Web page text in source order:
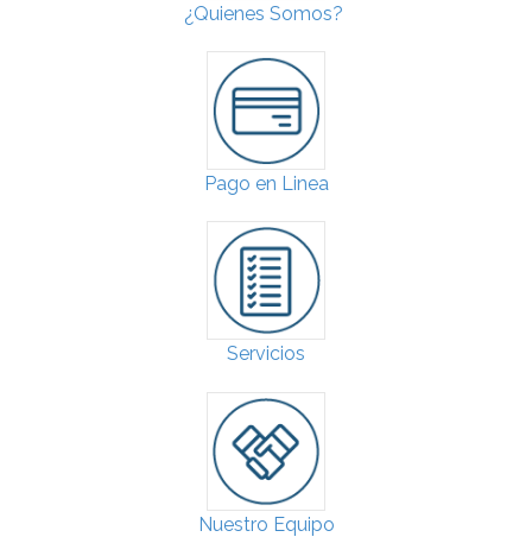
¿Quienes Somos?
Pago en Linea
Servicios
Nuestro Equipo